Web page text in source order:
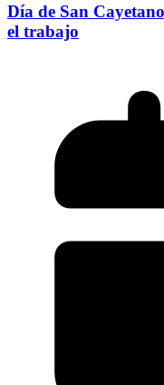
Día de San
el trabajo